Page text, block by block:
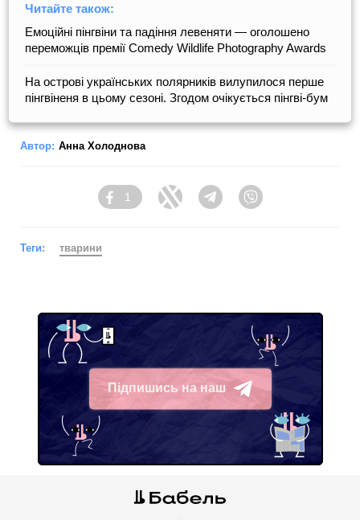
Читайте також:
Емоційні пінгвіни та падіння левеняти — оголошено
переможців премії Comedy Wildlife Photography Awards
На острові українських полярників вилупилося перше
пінгвіненя в цьому сезоні. Згодом очікується пінгві-бум
Автор: Анна Холоднова
Facebook
1
Twitter TelegramViber
Теги: тварини
Підпишись на наш
Telegram